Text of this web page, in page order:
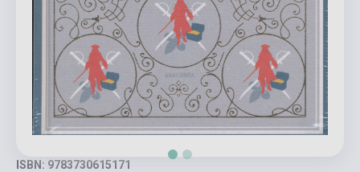
ISBN: 9783730615171